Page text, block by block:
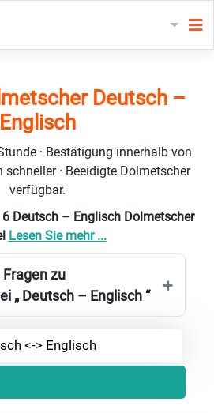
Deutsch –
Englisch
· Bestätigung innerhalb von
· Beeidigte Dolmetscher
verfügbar.
6 Deutsch – Englisch Dolmetscher
Lesen Sie mehr ...
zu
„ Deutsch – Englisch “
<-> Englisch